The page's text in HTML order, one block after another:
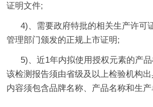
证明文件;
4)、需要政府特批的相关生产许可
管理部门颁发的正规上市证明;
5)、近1年内拟使用授权元素的产
该检测报告须由省级及以上检验机构
内容须包含品牌名称、产品名称和生产